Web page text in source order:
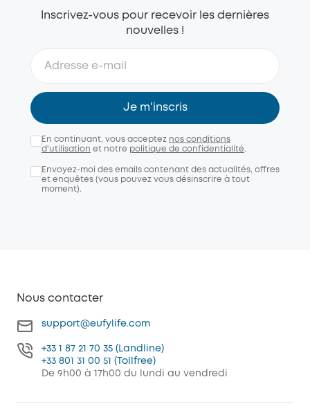
Inscrivez-vous pour recevoir les dernières
nouvelles !
Je m'inscris
En continuant, vous acceptez nos conditions
d'utilisation et notre politique de confidentialité.
Envoyez-moi des emails contenant des actualités, offres
et enquêtes (vous pouvez vous désinscrire à tout
moment).
Nous contacter
support@eufylife.com
+33 1 87 21 70 35 (Landline)
+33 801 31 00 51 (Tollfree)
De 9h00 à 17h00 du lundi au vendredi